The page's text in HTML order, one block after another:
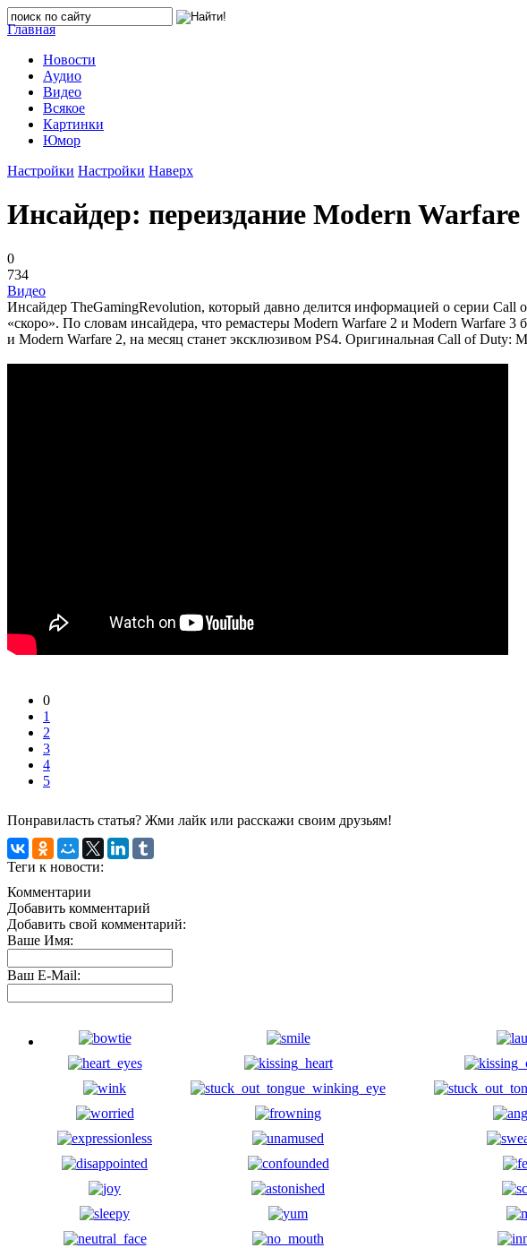
Главная
Новости
Аудио
Видео
Всякое
Картинки
Юмор
Настройки Настройки Наверх
Инсайдер: переиздание Modern
0
734
Видео
Инсайдер TheGamingRevolution, который давно делится информацией о серии
«скоро». По словам инсайдера, что ремастеры Modern Warfare 2 и Modern Warfare
и Modern Warfare 2, на месяц станет эксклюзивом PS4. Оригинальная Call of Duty:
0
1
2
3
4
5
Понравиласть статья? Жми лайк или расскажи своим друзьям!
Теги к новости:
Комментарии
Добавить комментарий
Добавить свой комментарий:
Ваше Имя:
Ваш E-Mail: